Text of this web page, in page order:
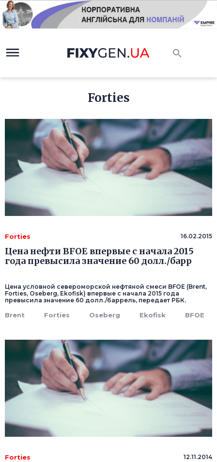
Forties
Forties 16.02.2015
Цена нефти BFOE впервые с начала 2015
года превысила значение 60 долл./барр
Цена условной североморской нефтяной смеси BFOE (Brent,
Forties, Oseberg, Ekofisk) впервые с начала 2015 года
превысила значение 60 долл./баррель, передает РБК.
Brent Forties Oseberg Ekofisk BFOE
Forties 12.11.2014